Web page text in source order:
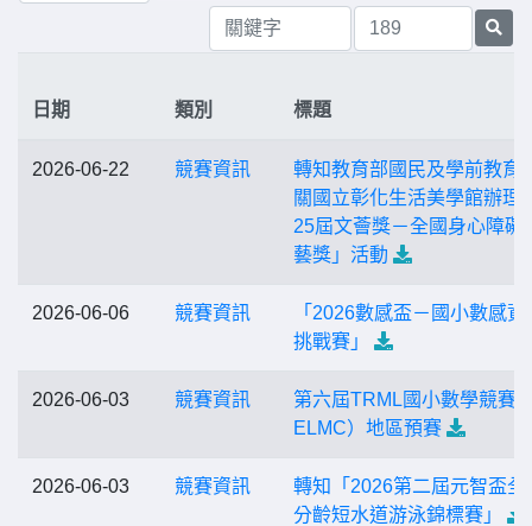
日期 類別 標題
2026-06-22 競賽資訊
轉知教育部國民及學前教育
關國立彰化生活美學館辦理
25屆文薈獎－全國身心障礙
藝獎」活動
2026-06-06 競賽資訊
「2026數感盃－國小數感資
挑戰賽」
2026-06-03 競賽資訊
第六屆TRML國小數學競賽
ELMC）地區預賽
2026-06-03 競賽資訊
轉知「2026第二屆元智盃全
分齡短水道游泳錦標賽」